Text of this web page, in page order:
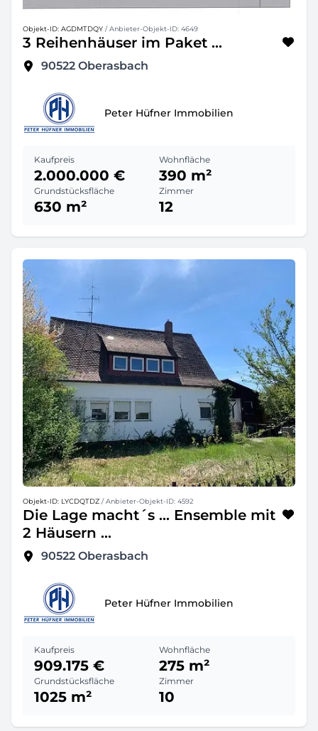
Objekt-ID: AGDMTDQY / Anbieter-Objekt-ID: 4649
3 Reihenhäuser im Paket ...
90522 Oberasbach
Peter Hüfner Immobilien
Kaufpreis
2.000.000 €
Wohnfläche
390 m²
Grundstücksfläche
630 m²
Zimmer
12
Objekt-ID: LYCDQTDZ / Anbieter-Objekt-ID: 4592
Die Lage macht´s ... Ensemble mit
2 Häusern ...
90522 Oberasbach
Peter Hüfner Immobilien
Kaufpreis
909.175 €
Wohnfläche
275 m²
Grundstücksfläche
1025 m²
Zimmer
10